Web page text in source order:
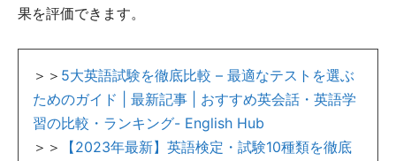
果を評価できます。
＞＞ 5大英語試験を徹底比較 – 最適なテストを選ぶ
ためのガイド | 最新記事 | おすすめ英会話・英語学
習の比較・ランキング- English Hub
＞＞
【2023年最新】英語検定・試験10種類を徹底